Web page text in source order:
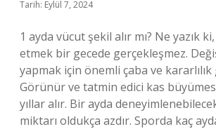
Tarih: Eylül 7, 2024
1 ayda vücut şekil alır mı? Ne yazık
etmek bir gecede gerçekleşmez.
yapmak için önemli çaba ve
Görünür ve tatmin edici kas
yıllar alır. Bir ayda
miktarı oldukça azdır. Sporda kaç